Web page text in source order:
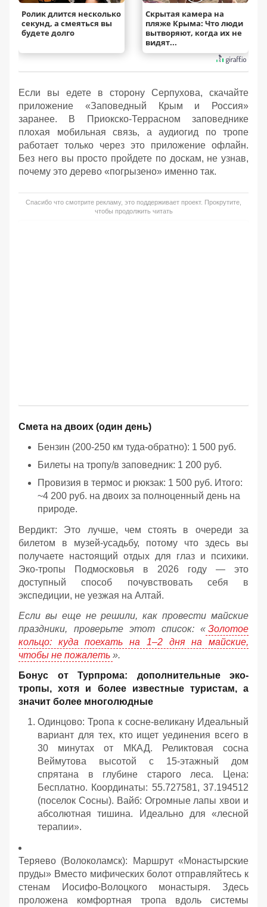
Ролик длится несколько
секунд, а смеяться вы
будете долго
Скрытая камера на
пляже Крыма: Что люди
вытворяют, когда их не
видят...
Если вы едете в сторону Серпухова, скачайте
приложение «Заповедный Крым и Россия»
заранее. В Приокско-Террасном заповеднике
плохая мобильная связь, а аудиогид по тропе
работает только через это приложение офлайн.
Без него вы просто пройдете по доскам, не узнав,
почему это дерево «погрызено» именно так.
Спасибо что смотрите рекламу, это поддерживает проект. Прокрутите,
чтобы продолжить читать
Смета на двоих (один день)
Бензин (200-250 км туда-обратно): 1 500 руб.
Билеты на тропу/в заповедник: 1 200 руб.
Провизия в термос и рюкзак: 1 500 руб. Итого:
~4 200 руб. на двоих за полноценный день на
природе.
Вердикт: Это лучше, чем стоять в очереди за
билетом в музей-усадьбу, потому что здесь вы
получаете настоящий отдых для глаз и психики.
Эко-тропы Подмосковья в 2026 году — это
доступный способ почувствовать себя в
экспедиции, не уезжая на Алтай.
Если вы еще не решили, как провести майские
праздники, проверьте этот список: « Золотое
кольцо: куда поехать на 1–2 дня на майские,
чтобы не пожалеть ».
Бонус от Турпрома: дополнительные эко-
тропы, хотя и более известные туристам, а
значит более многолюдные
Одинцово: Тропа к сосне-великану Идеальный
вариант для тех, кто ищет уединения всего в
30 минутах от МКАД. Реликтовая сосна
Веймутова высотой с 15-этажный дом
спрятана в глубине старого леса. Цена:
Бесплатно. Координаты: 55.727581, 37.194512
(поселок Сосны). Вайб: Огромные лапы хвои и
абсолютная тишина. Идеально для «лесной
терапии».
Теряево (Волоколамск): Маршрут «Монастырские
пруды» Вместо мифических болот отправляйтесь к
стенам Иосифо-Волоцкого монастыря. Здесь
проложена комфортная тропа вдоль системы